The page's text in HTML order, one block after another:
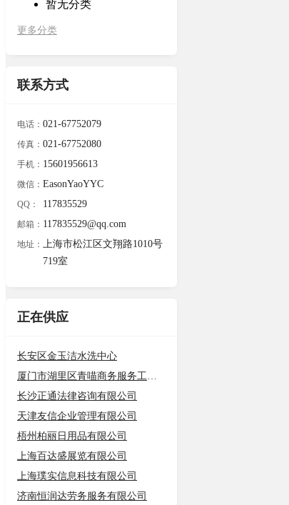
暂无分类
更多分类
联系方式
电话： 021-67752079
传真： 021-67752080
手机： 15601956613
微信： EasonYaoYYC
QQ： 117835529
邮箱： 117835529@qq.com
地址： 上海市松江区文翔路1010号
719室
正在供应
长安区金玉洁水洗中心
厦门市湖里区青喵商务服务工作室（个
长沙正通法律咨询有限公司
天津友信企业管理有限公司
梧州柏丽日用品有限公司
上海百达盛展览有限公司
上海璞实信息科技有限公司
济南恒润达劳务服务有限公司